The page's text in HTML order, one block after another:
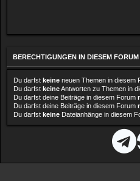
BERECHTIGUNGEN IN DIESEM FORUM
Du darfst keine neuen Themen in diesem
Du darfst keineAntworten zu Themen in
Du darfst deine Beiträge in diesem Forum
Du darfst deine Beiträge in diesem Forum
Du darfst keine Dateianhänge in diesem
i
T
e
t